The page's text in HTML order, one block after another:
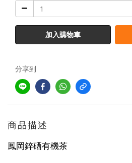
加入購物車
分享到
商品描述
鳳岡鋅硒有機茶